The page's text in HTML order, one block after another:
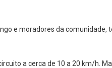
e moradores da comunidade,
a cerca de 10 a 20 km/h.